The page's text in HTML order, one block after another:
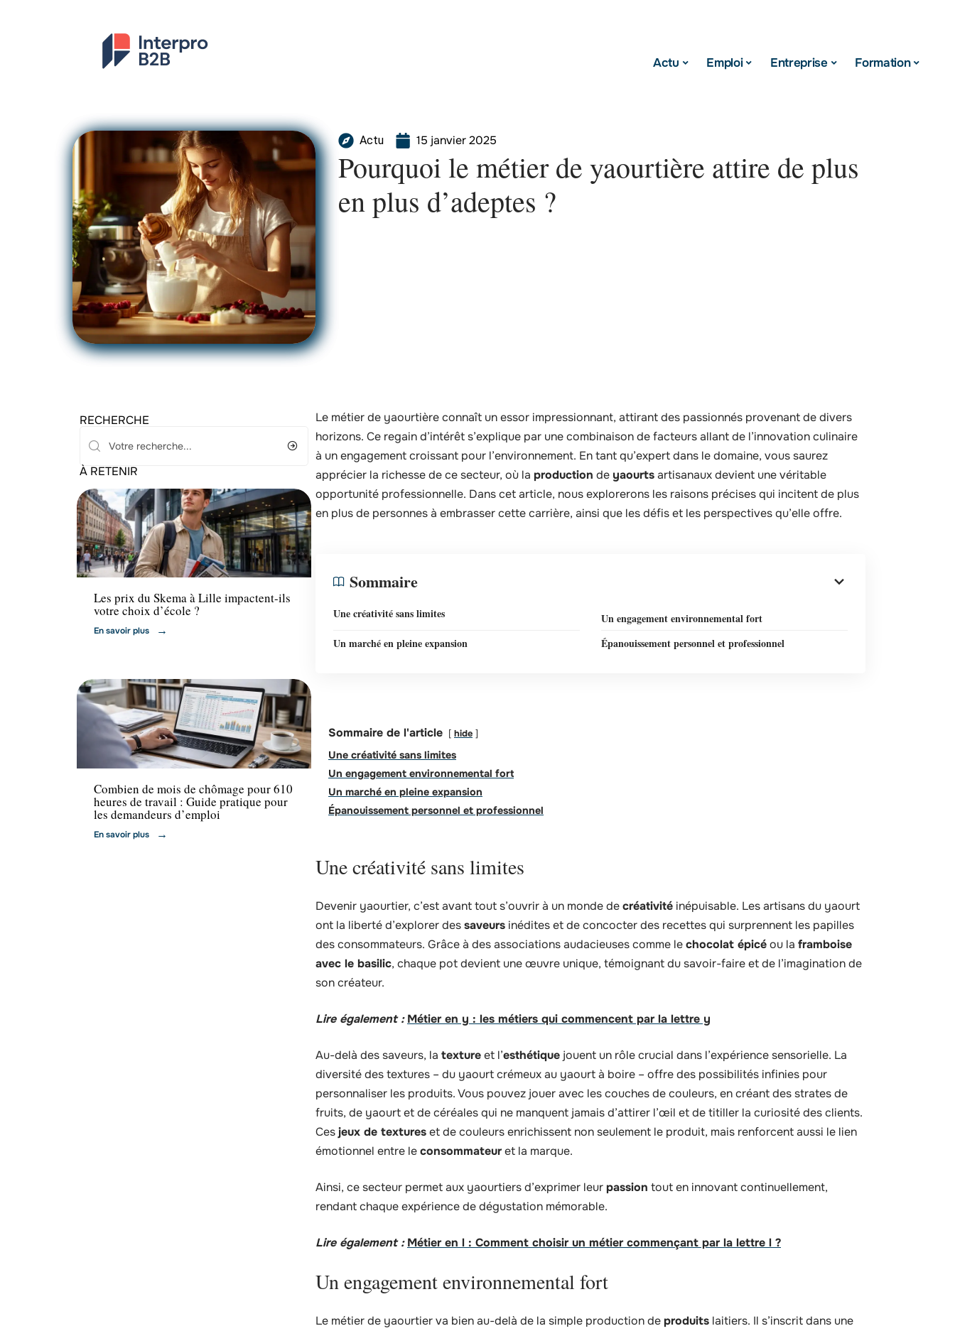
Actu Emploi Entreprise Formation
Actu 15 janvier 2025
Pourquoi le métier de yaourtière attire de plus
en plus d’adeptes ?
RECHERCHE
À RETENIR
Formation
Les prix du Skema à Lille impactent-ils
votre choix d’école ?
En savoir plus
Combien de mois de chômage pour 610
heures de travail : Guide pratique pour
les demandeurs d’emploi
En savoir plus
Le métier de yaourtière connaît un essor impressionnant, attirant des passionnés provenant de divers
horizons. Ce regain d’intérêt s’explique par une combinaison de facteurs allant de l’innovation culinaire
à un engagement croissant pour l’environnement. En tant qu’expert dans le domaine, vous saurez
apprécier la richesse de ce secteur, où la production de yaourtsartisanaux devient une véritable
opportunité professionnelle. Dans cet article, nous explorerons les raisons précises qui incitent de plus
en plus de personnes à embrasser cette carrière, ainsi que les défis et les perspectives qu’elle offre.
Sommaire
Une créativité sans limites
Un engagement environnemental fort
Un marché en pleine expansion
Épanouissement personnel et professionnel
Sommaire de l'article hide
Une créativité sans limites
Un engagement environnemental fort
Un marché en pleine expansion
Épanouissement personnel et professionnel
Une créativité sans limites
Devenir yaourtier, c’est avant tout s’ouvrir à un monde decréativité inépuisable. Les artisans du yaourt
ont la liberté d’explorer dessaveurs inédites et de concocter des recettes qui surprennent les papilles
des consommateurs. Grâce à des associations audacieuses comme lechocolat épicéou la framboise
avec le basilic, chaque pot devient une œuvre unique, témoignant du savoir-faire et de l’imagination de
son créateur.
Lire également : Métier en y : les métiers qui commencent par la lettre y
Au-delà des saveurs, la textureet l’esthétique jouent un rôle crucial dans l’expérience sensorielle. La
diversité des textures – du yaourt crémeux au yaourt à boire – offre des possibilités infinies pour
personnaliser les produits. Vous pouvez jouer avec les couches de couleurs, en créant des strates de
fruits, de yaourt et de céréales qui ne manquent jamais d’attirer l’œil et de titiller la curiosité des clients.
Cesjeux de textureset de couleurs enrichissent non seulement le produit, mais renforcent aussi le lien
émotionnel entre leconsommateuret la marque.
Ainsi, ce secteur permet aux yaourtiers d’exprimer leurpassion tout en innovant continuellement,
rendant chaque expérience de dégustation mémorable.
Lire également : Métier en l : Comment choisir un métier commençant par la lettre l ?
Un engagement environnemental fort
Le métier de yaourtier va bien au-delà de la simple production deproduits laitiers. Il s’inscrit dans une